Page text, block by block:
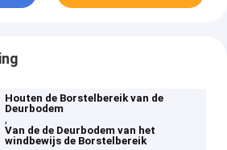
Houten de Borstelbereik van de
Deurbodem
,
Van de de Deurbodem van het
windbewijs de Borstelbereik